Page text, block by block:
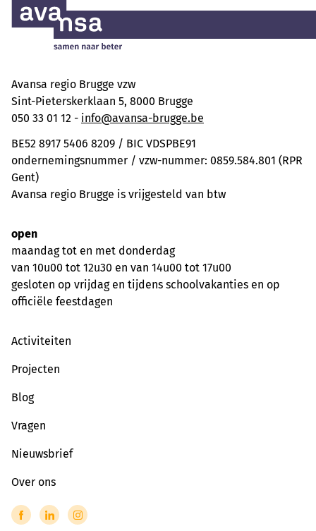
Avansa regio Brugge vzw
Sint-Pieterskerklaan 5, 8000 Brugge
050 33 01 12 - info@avansa-brugge.be
BE52 8917 5406 8209 / BIC VDSPBE91
ondernemingsnummer / vzw-nummer: 0859.584.801 (RPR
Gent)
Avansa regio Brugge is vrijgesteld van btw
open
maandag tot en met donderdag
van 10u00 tot 12u30 en van 14u00 tot 17u00
gesloten op vrijdag en tijdens schoolvakanties en op
officiële feestdagen
Activiteiten
Projecten
Blog
Vragen
Nieuwsbrief
Over ons